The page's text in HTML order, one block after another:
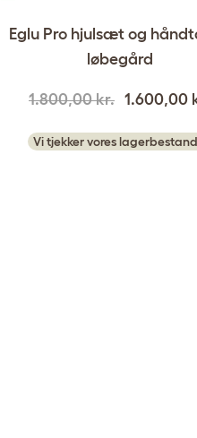
Eglu Pro hjulsæt og
løbegård
1.800,00 kr. 1.600,00
Vi tjekker vores